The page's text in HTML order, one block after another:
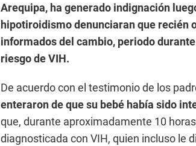
Arequipa, ha generado indignación
hipotiroidismo denunciaran que recién
informados del cambio, periodo
riesgo de VIH.
De acuerdo con el testimonio de los
enteraron de que su bebé había sido
que, durante aproximadamente 10
diagnosticada con VIH, quien incluso le